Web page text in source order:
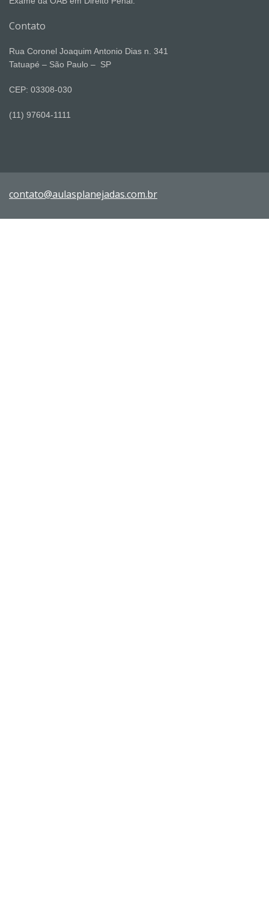
Contato
Rua Coronel Joaquim Antonio Dias n. 341
Tatuapé – São Paulo – SP
CEP: 03308-030
(11) 97604-1111
contato@aulasplanejadas.com.br